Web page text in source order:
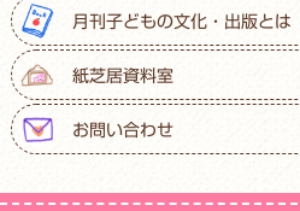
月刊子どもの文化・出版とは
紙芝居資料室
お問い合わせ